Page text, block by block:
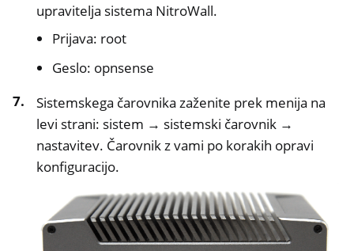
upravitelja sistema NitroWall.
Prijava: root
Geslo: opnsense
Sistemskega čarovnika zaženite prek menija na
levi strani: sistem → sistemski čarovnik →
nastavitev. Čarovnik z vami po korakih opravi
konfiguracijo.